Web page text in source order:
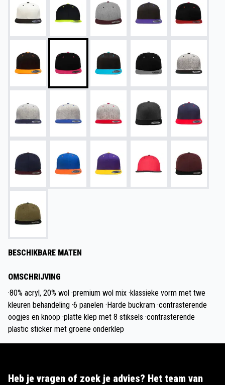
BESCHIKBARE MATEN
OMSCHRIJVING
·80% acryl, 20% wol ·premium wol mix ·klassieke vorm met twe
kleuren behandeling ·6 panelen ·Harde buckram ·contrasterende
oogjes en knoop ·platte klep met 8 stiksels ·contrasterende
plastic sticker met groene onderklep
Heb je vragen of zoek je advies? Het team van